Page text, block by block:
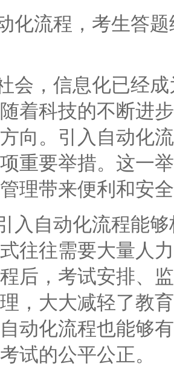
流程，考生答题
，信息化已经成
着科技的不断进
向。引入自动化
重要举措。这一
理带来便利和安
自动化流程能够
往往需要大量人
后，考试安排、
，大大减轻了教
动化流程也能够
试的公平公正。